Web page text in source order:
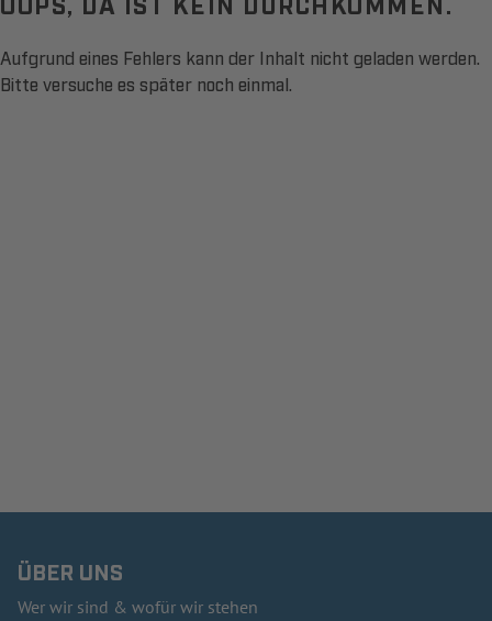
Aufgrund eines Fehlers kann der Inhalt nicht geladen werden.
Bitte versuche es später noch einmal.
ÜBER UNS
Wer wir sind & wofür wir stehen